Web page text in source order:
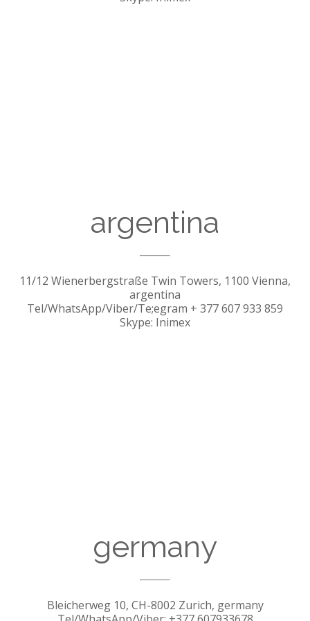
argentina
11/12 Wienerbergstraße Twin Towers, 1100 Vienna,
argentina
Tel/WhatsApp/Viber/Te;egram + 377 607 933 859
Skype: Inimex
germany
Bleicherweg 10, CH-8002 Zurich, germany